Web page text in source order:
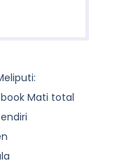
Mati total